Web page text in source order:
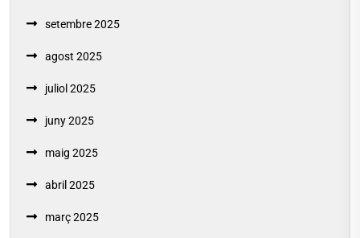
setembre 2025
agost 2025
juliol 2025
juny 2025
maig 2025
abril 2025
març 2025